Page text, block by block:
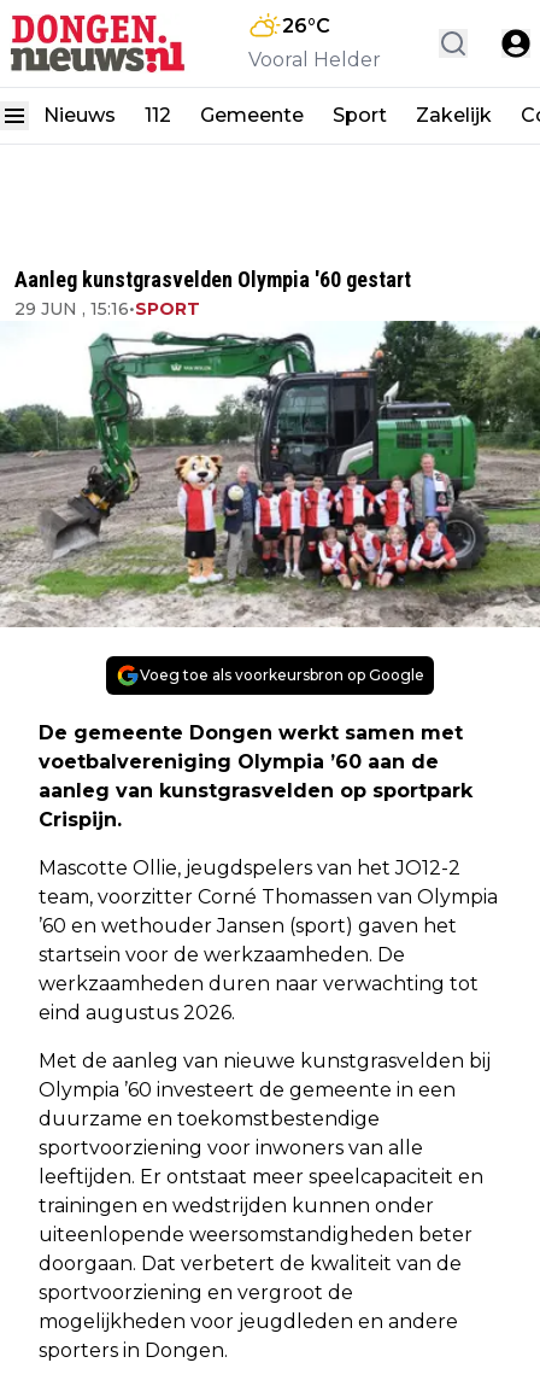
26°C
Vooral Helder
Nieuws 112 Gemeente Sport Zakelijk
Aanleg kunstgrasvelden Olympia '60 gestart
29 JUN , 15:16•SPORT
Voeg toe als voorkeursbron op Google
De gemeente Dongen werkt samen met
voetbalvereniging Olympia ’60 aan de
aanleg van kunstgrasvelden op sportpark
Crispijn.
Mascotte Ollie, jeugdspelers van het JO12-2
team, voorzitter Corné Thomassen van Olympia
’60 en wethouder Jansen (sport) gaven het
startsein voor de werkzaamheden. De
werkzaamheden duren naar verwachting tot
eind augustus 2026.
Met de aanleg van nieuwe kunstgrasvelden bij
Olympia ’60 investeert de gemeente in een
duurzame en toekomstbestendige
sportvoorziening voor inwoners van alle
leeftijden. Er ontstaat meer speelcapaciteit en
trainingen en wedstrijden kunnen onder
uiteenlopende weersomstandigheden beter
doorgaan. Dat verbetert de kwaliteit van de
sportvoorziening en vergroot de
mogelijkheden voor jeugdleden en andere
sporters in Dongen.